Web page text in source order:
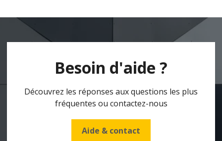
Besoin d'aide ?
Découvrez les réponses aux questions les plus
fréquentes ou contactez-nous
Aide & contact